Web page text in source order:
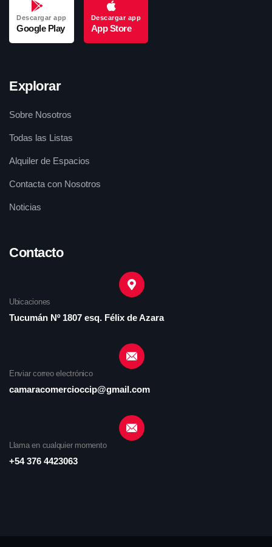
Descargar app
Google Play
Descargar app
App Store
Explorar
Sobre Nosotros
Todas las Listas
Alquiler de Espacios
Contacta con Nosotros
Noticias
Contacto
Ubicaciones
Tucumán Nº 1807 esq. Félix de Azara
Enviar correo electrónico
camaracomercioccip@gmail.com
Llama en cualquier momento
+54 376 4423063